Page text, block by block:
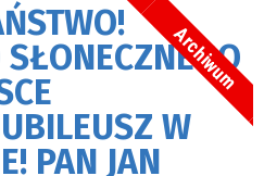
SŁONECZNEGO
W
PAN JAN
Archiwum